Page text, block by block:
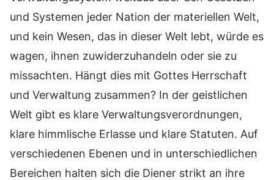
und Systemen jeder Nation der materiellen Welt,
und kein Wesen, das in dieser Welt lebt, würde es
wagen, ihnen zuwiderzuhandeln oder sie zu
missachten. Hängt dies mit Gottes Herrschaft
und Verwaltung zusammen? In der geistlichen
Welt gibt es klare Verwaltungsverordnungen,
klare himmlische Erlasse und klare Statuten. Auf
verschiedenen Ebenen und in unterschiedlichen
Bereichen halten sich die Diener strikt an ihre